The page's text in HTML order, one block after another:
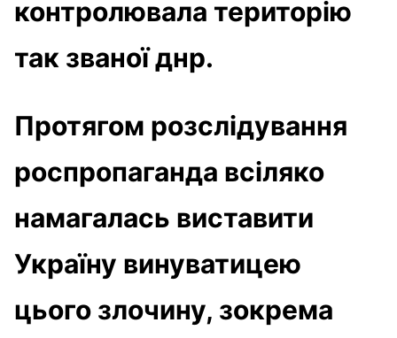
контролювала територію
так званої днр.
Протягом розслідування
роспропаганда всіляко
намагалась виставити
Україну винуватицею
цього злочину, зокрема